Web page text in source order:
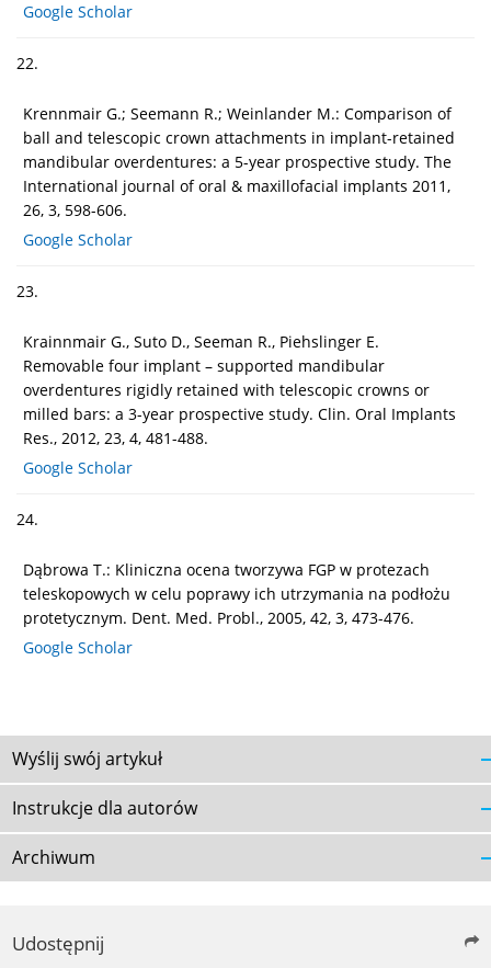
Google Scholar
22.
Krennmair G.; Seemann R.; Weinlander M.: Comparison of
ball and telescopic crown attachments in implant-retained
mandibular overdentures: a 5-year prospective study. The
International journal of oral & maxillofacial implants 2011,
26, 3, 598-606.
Google Scholar
23.
Krainnmair G., Suto D., Seeman R., Piehslinger E.
Removable four implant – supported mandibular
overdentures rigidly retained with telescopic crowns or
milled bars: a 3-year prospective study. Clin. Oral Implants
Res., 2012, 23, 4, 481-488.
Google Scholar
24.
Dąbrowa T.: Kliniczna ocena tworzywa FGP w protezach
teleskopowych w celu poprawy ich utrzymania na podłożu
protetycznym. Dent. Med. Probl., 2005, 42, 3, 473-476.
Google Scholar
Wyślij swój artykuł
Instrukcje dla autorów
Archiwum
Udostępnij